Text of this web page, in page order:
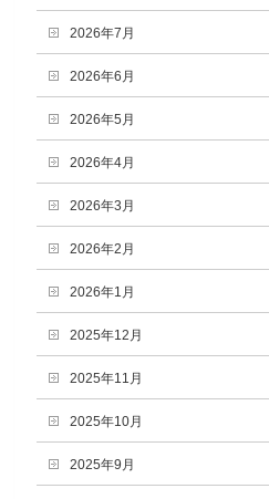
2026年7月
2026年6月
2026年5月
2026年4月
2026年3月
2026年2月
2026年1月
2025年12月
2025年11月
2025年10月
2025年9月